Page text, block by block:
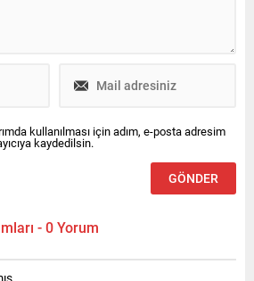
kullanılması için adım, e-posta adresim
kaydedilsin.
- 0 Yorum